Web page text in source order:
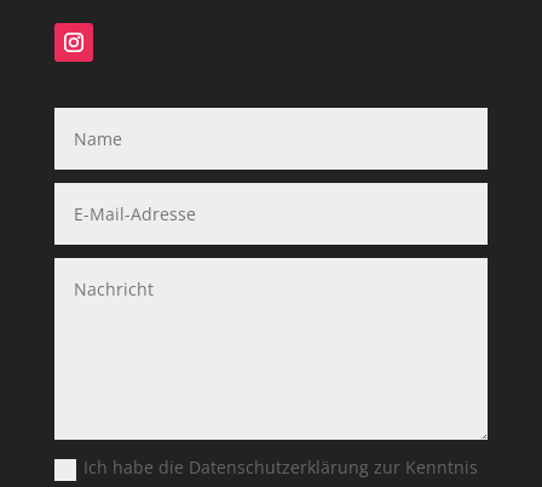
Ich habe die Datenschutzerklärung zur Kenntnis